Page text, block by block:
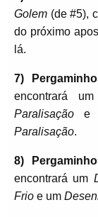
Golem (de #5),
do próximo
lá.
7)
encontrará um
Paralisação e
Paralisação.
8)
encontrará um
Frio e um